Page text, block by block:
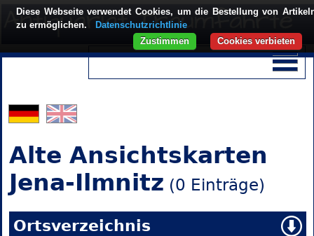
Alte Ansichtskarten
Jena-Ilmnitz (0 Einträge)
Ortsverzeichnis
Diese Webseite verwendet Cookies, um die Bestellung von
zu ermöglichen.
Datenschutzrichtlinie
Cookies verbieten
Zustimmen